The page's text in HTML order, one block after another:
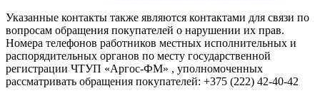
Указанные контакты также являются контактами для связи по
вопросам обращения покупателей о нарушении их прав.
Номера телефонов работников местных исполнительных и
распорядительных органов по месту государственной
регистрации ЧТУП «Аргос-ФМ» , уполномоченных
рассматривать обращения покупателей: +375 (222) 42-40-42